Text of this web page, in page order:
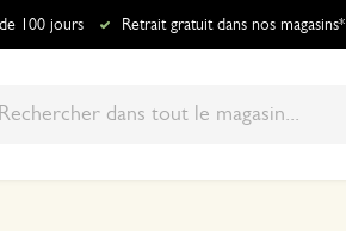
100 jours Retrait gratuit dans nos magasins*